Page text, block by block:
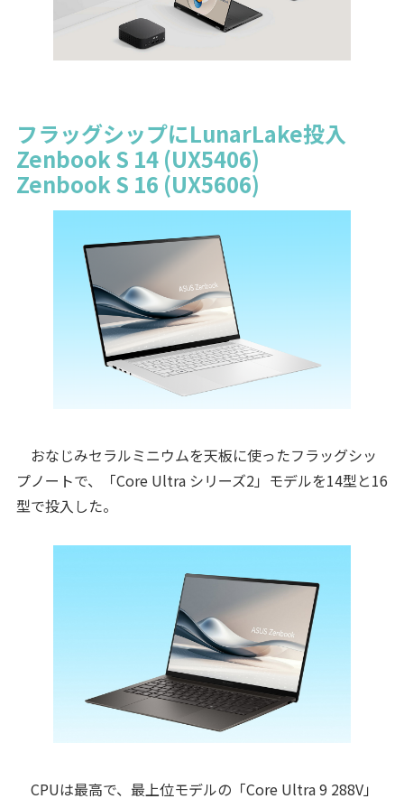
フラッグシップにLunarLake投入
Zenbook S 14 (UX5406)
Zenbook S 16 (UX5606)
おなじみセラルミニウムを天板に使ったフラッグシッ
プノートで、「Core Ultra シリーズ2」モデルを14型と16
型で投入した。
CPUは最高で、最上位モデルの「Core Ultra 9 288V」